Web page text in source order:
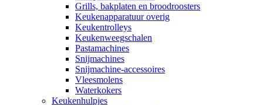
Grills, bakplaten en broodroosters
Keukenapparatuur overig
Keukentrolleys
Keukenweegschalen
Pastamachines
Snijmachines
Snijmachine-accessoires
Vleesmolens
Waterkokers
Keukenhulpjes